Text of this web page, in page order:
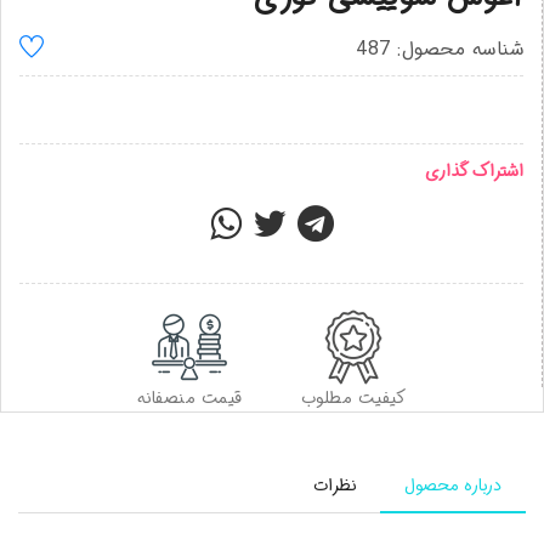
شناسه محصول: 487
اشتراک گذاری
قیمت منصفانه کیفیت مطلوب
درباره محصول نظرات